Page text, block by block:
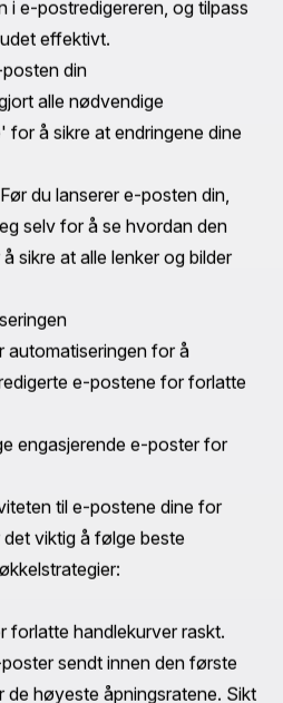
: Shopify lar deg tilpasse
av seksjonsredigereren. Du
matche butikkens merkevare.
av produktene som ble
action (CTA): CTA bør
En knapp som "Gå til
føre kundene tilbake til de
sjansene for konvertering.
eller gratis frakt-tilbud i
i e-postredigereren, og tilpass
effektivt.
din
alle nødvendige
å sikre at endringene dine